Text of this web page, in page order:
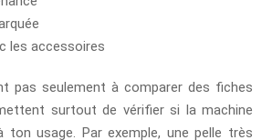
les accessoires
pas seulement à comparer des fiches
surtout de vérifier si la machine
ton usage. Par exemple, une pelle très